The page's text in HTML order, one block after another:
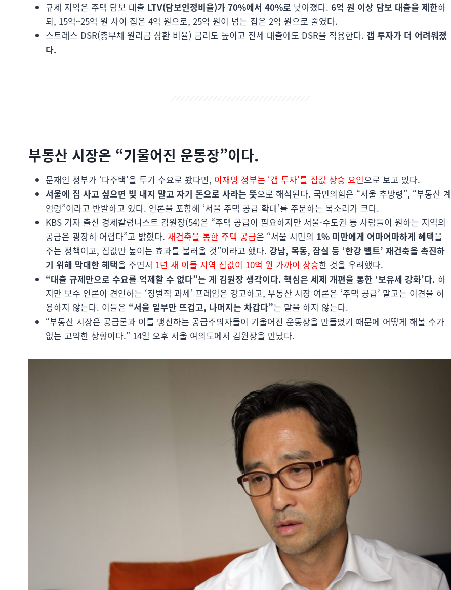
규제 지역은 주택 담보 대출 LTV(담보인정비율)가 70%에서 40%로 낮아졌다. 6억 원 이상 담보 대출을 제한하
되, 15억~25억 원 사이 집은 4억 원으로, 25억 원이 넘는 집은 2억 원으로 줄였다.
스트레스 DSR(총부채 원리금 상환 비율) 금리도 높이고 전세 대출에도 DSR을 적용한다. 갭 투자가 더 어려워졌
다.
부동산 시장은 “기울어진 운동장”이다.
문재인 정부가 ‘다주택’을 투기 수요로 봤다면, 이재명 정부는 ‘갭 투자’를 집값 상승 요인으로 보고 있다.
서울에 집 사고 싶으면 빚 내지 말고 자기 돈으로 사라는 뜻으로 해석된다. 국민의힘은 “서울 추방령”, “부동산 계
엄령”이라고 반발하고 있다. 언론을 포함해 ‘서울 주택 공급 확대’를 주문하는 목소리가 크다.
KBS 기자 출신 경제칼럼니스트 김원장(54)은 “주택 공급이 필요하지만 서울·수도권 등 사람들이 원하는 지역의
공급은 굉장히 어렵다”고 밝혔다. 재건축을 통한 주택 공급은 “서울 시민의 1% 미만에게 어마어마하게 혜택을
주는 정책이고, 집값만 높이는 효과를 불러올 것”이라고 했다. 강남, 목동, 잠실 등 ‘한강 벨트’ 재건축을 촉진하
기 위해 막대한 혜택을 주면서 1년 새 이들 지역 집값이 10억 원 가까이 상승한 것을 우려했다.
“대출 규제만으로 수요를 억제할 수 없다”는 게 김원장 생각이다. 핵심은 세제 개편을 통한 ‘보유세 강화’다. 하
지만 보수 언론이 견인하는 ‘징벌적 과세’ 프레임은 강고하고, 부동산 시장 여론은 ‘주택 공급’ 말고는 이견을 허
용하지 않는다. 이들은 “서울 일부만 뜨겁고, 나머지는 차갑다”는 말을 하지 않는다.
“부동산 시장은 공급론과 이를 맹신하는 공급주의자들이 기울어진 운동장을 만들었기 때문에 어떻게 해볼 수가
없는 고약한 상황이다.” 14일 오후 서울 여의도에서 김원장을 만났다.